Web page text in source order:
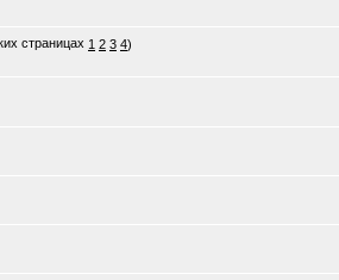
1 2 3 4)